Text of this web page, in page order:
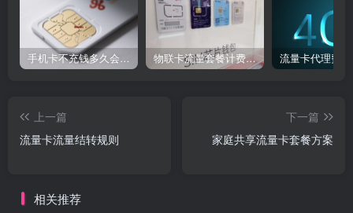
手机卡不充钱多久会被自动销户？ 物联卡流量套餐计费方式 流量卡代理费用
上一篇
流量卡流量结转规则​
下一篇
家庭共享流量卡套餐方案​
相关推荐